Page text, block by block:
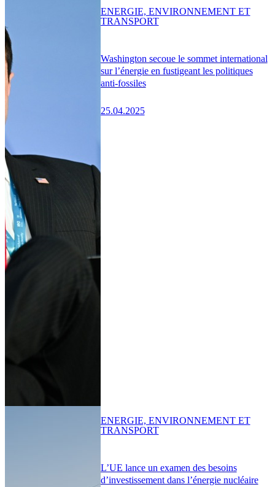
Washington secoue le sommet international
sur l’énergie en fustigeant les politiques
anti-fossiles
25.04.2025
ENERGIE, ENVIRONNEMENT ET
TRANSPORT
L’UE lance un examen des besoins
d’investissement dans l’énergie nucléaire
ENERGIE, ENVIRONNEMENT ET
TRANSPORT